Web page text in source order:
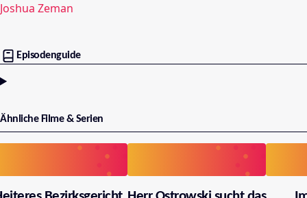
Joshua Zeman
Episodenguide
Ähnliche Filme & Serien